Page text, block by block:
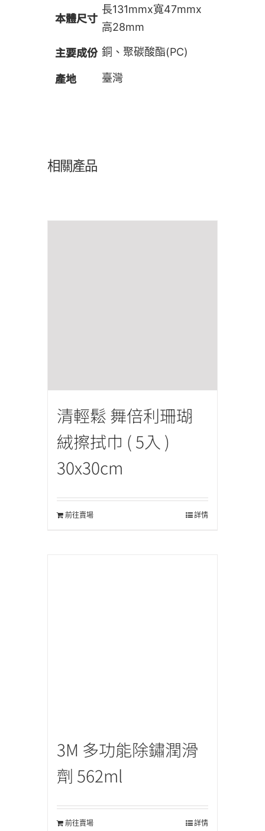
本體尺寸
長131mmx寬47mmx
高28mm
主要成份 銅、聚碳酸酯(PC)
產地 臺灣
相關產品
清輕鬆 舞倍利珊瑚
絨擦拭巾 ( 5入 )
30x30cm
前往賣場 詳情
3M 多功能除鏽潤滑
劑 562ml
前往賣場 詳情